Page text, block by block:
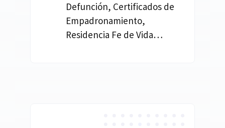
Defunción, Certificados de
Empadronamiento,
Residencia Fe de Vida…